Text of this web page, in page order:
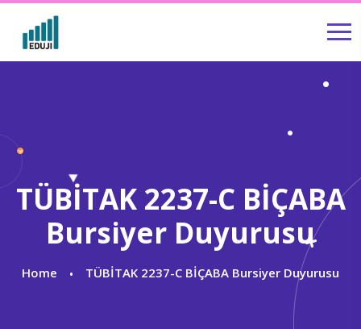
TÜBİTAK 2237-C BİÇABA
Bursiyer Duyurusu
Home TÜBİTAK 2237-C BİÇABA Bursiyer Duyurusu